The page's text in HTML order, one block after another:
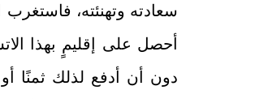
سعادته وتهنئته،
أحصل على إقليمٍ بهذا
دون أن أدفع لذلك ثمنًا